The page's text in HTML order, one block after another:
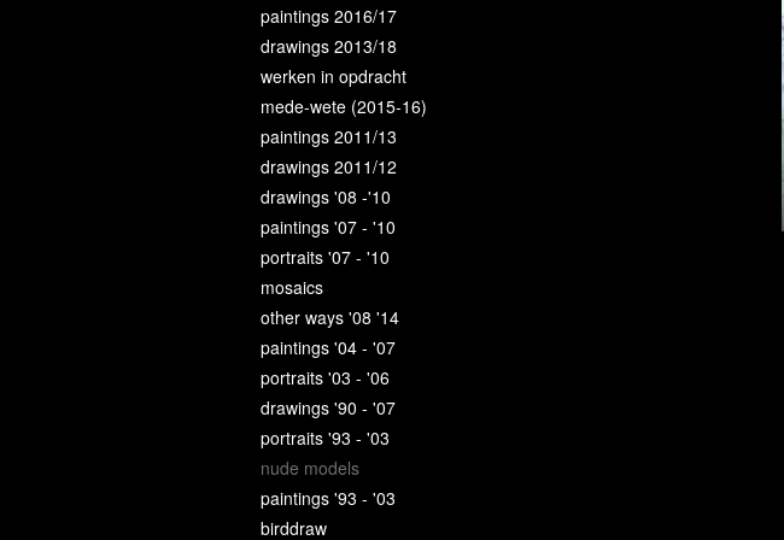
paintings 2016/17
drawings 2013/18
werken in opdracht
mede-wete (2015-16)
paintings 2011/13
drawings 2011/12
drawings '08 -'10
paintings '07 - '10
portraits '07 - '10
mosaics
other ways '08 '14
paintings '04 - '07
portraits '03 - '06
drawings '90 - '07
portraits '93 - '03
nude models
paintings '93 - '03
birddraw